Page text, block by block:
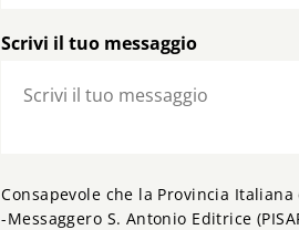
Scrivi il tuo messaggio
Consapevole che la Provincia
-Messaggero S. Antonio Editrice